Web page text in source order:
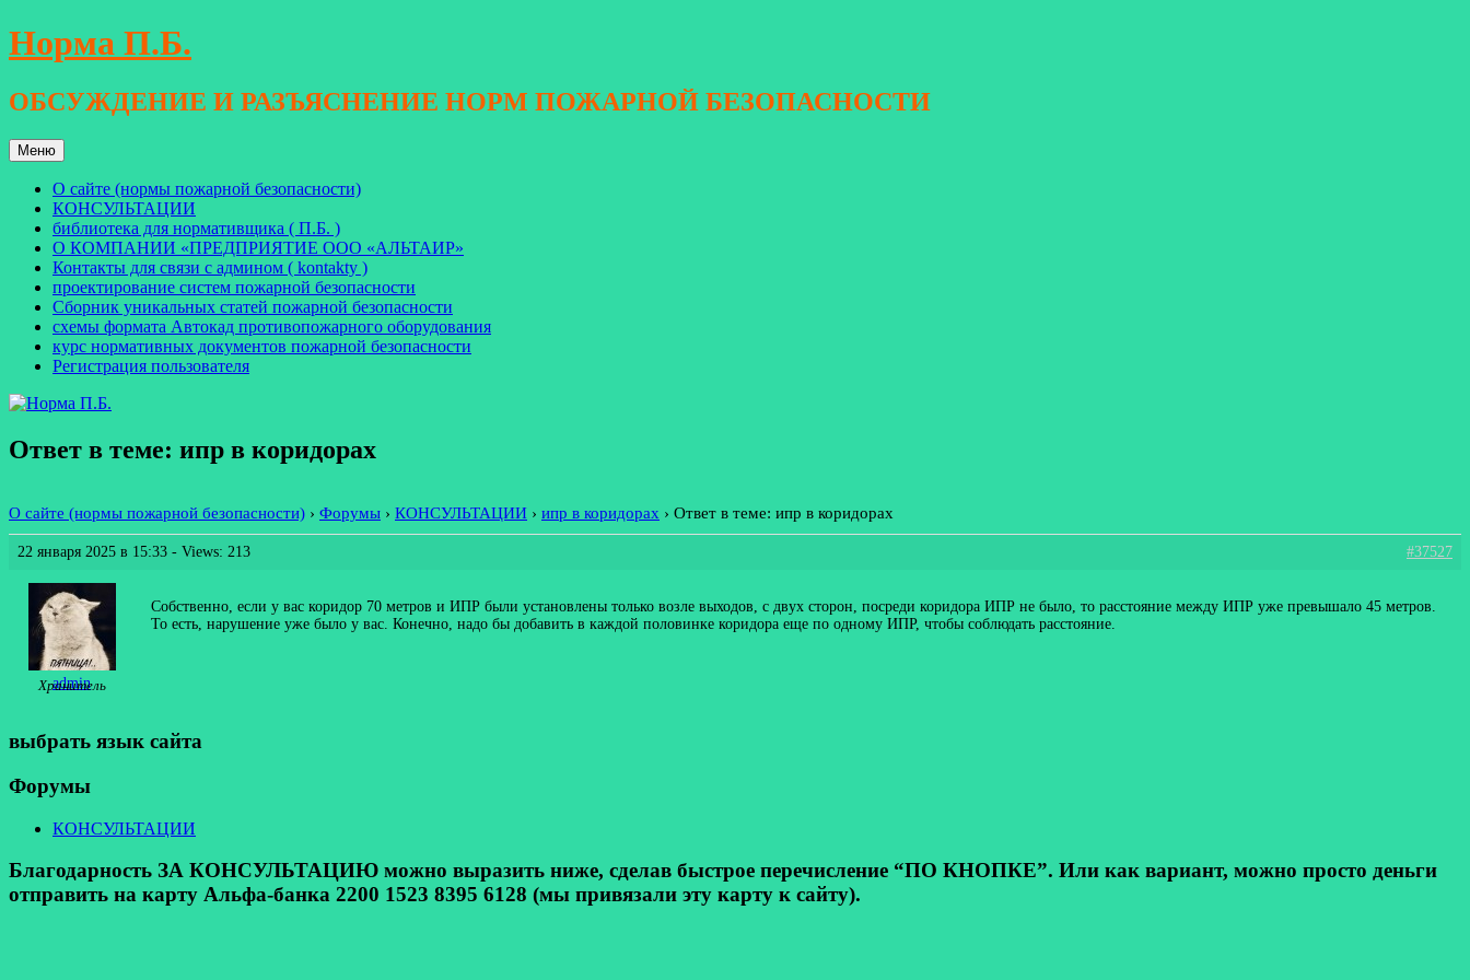
Перейти
к
Норма П.Б.
ОБСУЖДЕНИЕ И РАЗЪЯСНЕНИЕ НОРМ ПОЖАРНОЙ БЕЗОПАСНОСТИ
Меню
О сайте (нормы пожарной безопасности)
КОНСУЛЬТАЦИИ
библиотека для нормативщика ( П.Б. )
О КОМПАНИИ «ПРЕДПРИЯТИЕ ООО «АЛЬТАИР»
Контакты для связи с админом ( kontakty )
проектирование систем пожарной безопасности
Сборник уникальных статей пожарной безопасности
схемы формата Автокад противопожарного оборудования
курс нормативных документов пожарной безопасности
Регистрация пользователя
Ответ в теме: ипр в коридорах
О сайте (нормы пожарной безопасности) › Форумы › КОНСУЛЬТАЦИИ › ипр в коридорах › Ответ в теме: ипр в коридорах
22 января 2025 в 15:33 - Views: 213 #37527
admin
Хранитель
Собственно, если у вас коридор 70 метров и ИПР были установлены только возле выходов, с двух сторон, посреди коридора ИПР не было, то расстояние между ИПР уже превышало 45 метров.
То есть, нарушение уже было у вас. Конечно, надо бы добавить в каждой половинке коридора еще по одному ИПР, чтобы соблюдать расстояние.
выбрать язык сайта
Форумы
КОНСУЛЬТАЦИИ
Благодарность ЗА КОНСУЛЬТАЦИЮ можно выразить ниже, сделав быстрое перечисление “ПО КНОПКЕ”. Или как вариант, можно просто деньги
отправить на карту Альфа-банка 2200 1523 8395 6128 (мы привязали эту карту к сайту).